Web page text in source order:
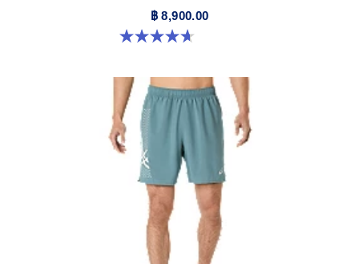
฿ 8,900.00
4.7 จาก 5 ดาว 3 รีวิว